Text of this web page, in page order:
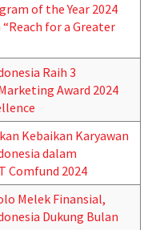
of the Year 2024
for a Greater
Raih 3
Award 2024
Kebaikan Karyawan
dalam
Comfund 2024
Melek Finansial,
Dukung Bulan